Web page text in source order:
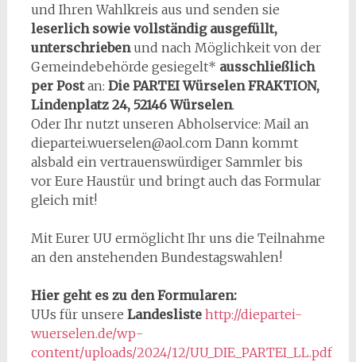
und Ihren Wahlkreis aus und senden sie
leserlich sowie vollständig ausgefüllt,
unterschriebenund nach Möglichkeit von der
Gemeindebehörde gesiegelt* ausschließlich
per Postan: Die PARTEI Würselen FRAKTION,
Lindenplatz 24, 52146 Würselen.
Oder Ihr nutzt unseren Abholservice: Mail an
diepartei.wuerselen@aol.com Dann kommt
alsbald ein vertrauenswürdiger Sammler bis
vor Eure Haustür und bringt auch das Formular
gleich mit!
Mit Eurer UU ermöglicht Ihr uns die Teilnahme
an den anstehenden Bundestagswahlen!
Hier geht es zu den Formularen:
UUs für unsere Landesliste http://diepartei-
wuerselen.de/wp-
content/uploads/2024/12/UU_DIE_PARTEI_LL.pdf